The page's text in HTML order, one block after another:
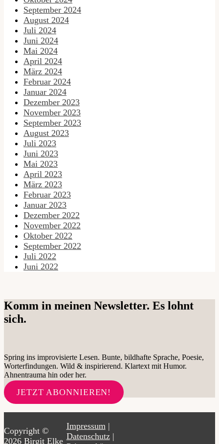
September 2024
August 2024
Juli 2024
Juni 2024
Mai 2024
April 2024
März 2024
Februar 2024
Januar 2024
Dezember 2023
November 2023
September 2023
August 2023
Juli 2023
Juni 2023
Mai 2023
April 2023
März 2023
Februar 2023
Januar 2023
Dezember 2022
November 2022
Oktober 2022
September 2022
Juli 2022
Juni 2022
Komm in meinen Newsletter. Es lohnt
sich.
Spring ins improvisierte Lesen. Bunte, bildhafte Sprache, Poesie,
Worterfindungen. Wild & inspirierend. Klartext mit Humor.
Ahnentrauma hin oder her.
JETZT ABONNIEREN!
Copyright ©
2026 Birgit Elke
Impressum |
Datenschutz|